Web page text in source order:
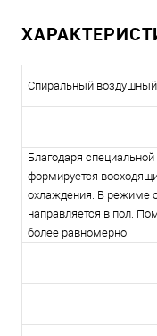
Спиральный воздушный
Благодаря
формируется
охлаждения. В режиме
направляется в пол.
более равномерно.